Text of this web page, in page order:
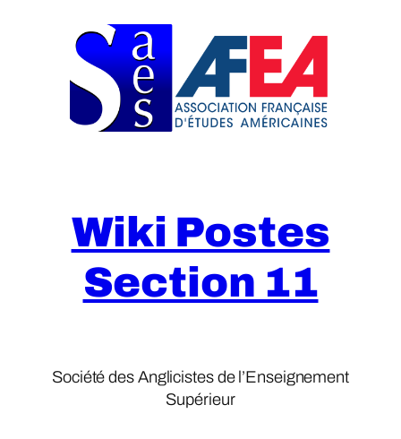
Wiki Postes
Section 11
Société des Anglicistes de l’Enseignement
Supérieur